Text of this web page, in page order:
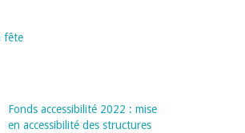
fête
Fonds accessibilité 2022 : mise
en accessibilité des structures